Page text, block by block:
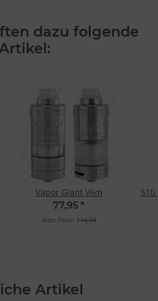
dazu folgende
Vapor Giant V6m
77,95 *
Alter Preis: 114,94
510
Artikel